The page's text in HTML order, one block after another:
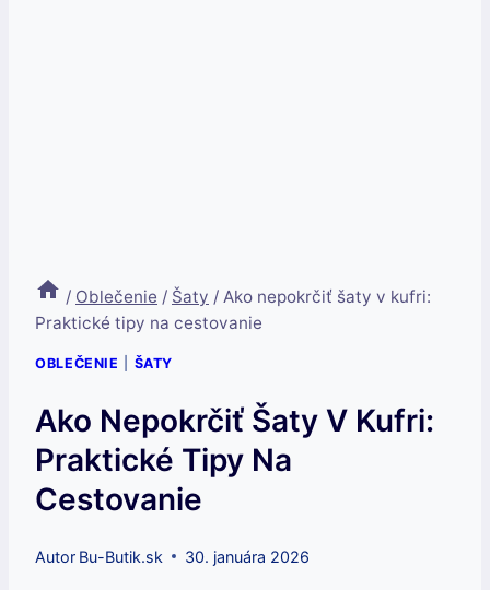
/ Oblečenie / Šaty / Ako nepokrčiť šaty v kufri:
Praktické tipy na cestovanie
OBLEČENIE ŠATY
Ako Nepokrčiť Šaty V Kufri:
Praktické Tipy Na
Cestovanie
Autor Bu-Butik.sk 30. januára 2026